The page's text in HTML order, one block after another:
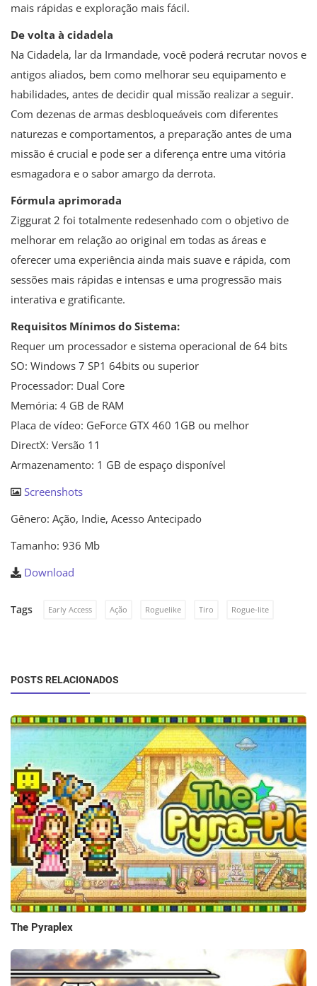
mais rápidas e exploração mais fácil.
De volta à cidadela
Na Cidadela, lar da Irmandade, você poderá recrutar novos e
antigos aliados, bem como melhorar seu equipamento e
habilidades, antes de decidir qual missão realizar a seguir.
Com dezenas de armas desbloqueáveis ​​com diferentes
naturezas e comportamentos, a preparação antes de uma
missão é crucial e pode ser a diferença entre uma vitória
esmagadora e o sabor amargo da derrota.
Fórmula aprimorada
Ziggurat 2 foi totalmente redesenhado com o objetivo de
melhorar em relação ao original em todas as áreas e
oferecer uma experiência ainda mais suave e rápida, com
sessões mais rápidas e intensas e uma progressão mais
interativa e gratificante.
Requisitos Mínimos do Sistema:
Requer um processador e sistema operacional de 64 bits
SO: Windows 7 SP1 64bits ou superior
Processador: Dual Core
Memória: 4 GB de RAM
Placa de vídeo: GeForce GTX 460 1GB ou melhor
DirectX: Versão 11
Armazenamento: 1 GB de espaço disponível
Screenshots
Gênero: Ação, Indie, Acesso Antecipado
Tamanho: 936 Mb
Download
Tags Early Access Ação Roguelike Tiro Rogue-lite
POSTS RELACIONADOS
The Pyraplex